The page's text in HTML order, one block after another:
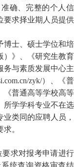
确、完整的个人信
要求择业期人员提供
博士、硕士学位和培
）》、《研究生教育
务与素质发展中心主
zyk/）、《普
《普通高等学校高等
所学学科专业不在选
类同的应聘人员，
。
要求对报考申请进行
统查询资格审查结